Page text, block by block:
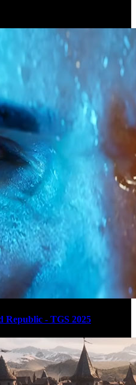
Republic - TGS 2025